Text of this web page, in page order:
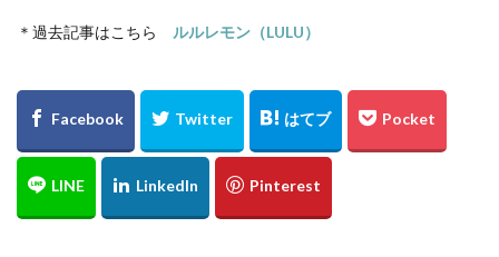
＊過去記事はこちら ルルレモン（LULU）